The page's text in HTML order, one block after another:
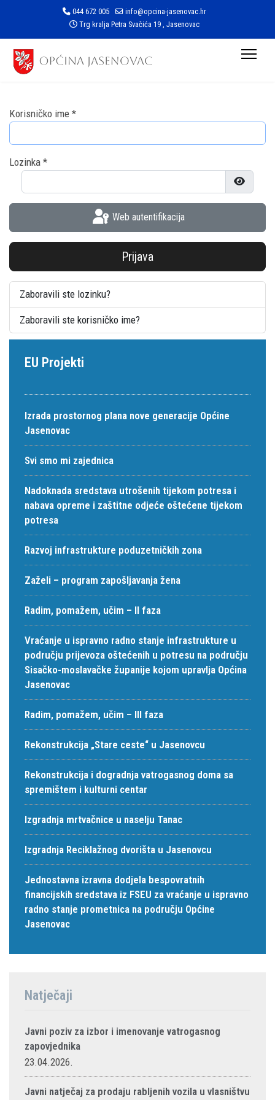
044 672 005
info@opcina-jasenovac.hr
Trg kralja Petra Svačića 19 , Jasenovac
Korisničko ime *
Lozinka *
Prikaži
Web autentifikacija
Prijava
Zaboravili ste lozinku?
Zaboravili ste korisničko ime?
EU Projekti
Izrada prostornog plana nove generacije Općine
Jasenovac
Svi smo mi zajednica
Nadoknada sredstava utrošenih tijekom potresa i
nabava opreme i zaštitne odjeće oštećene tijekom
potresa
Razvoj infrastrukture poduzetničkih zona
Zaželi – program zapošljavanja žena
Radim, pomažem, učim – II faza
Vraćanje u ispravno radno stanje infrastrukture u
području prijevoza oštećenih u potresu na području
Sisačko-moslavačke županije kojom upravlja Općina
Jasenovac
Radim, pomažem, učim – III faza
Rekonstrukcija „Stare ceste“ u Jasenovcu
Rekonstrukcija i dogradnja vatrogasnog doma sa
spremištem i kulturni centar
Izgradnja mrtvačnice u naselju Tanac
Izgradnja Reciklažnog dvorišta u Jasenovcu
Jednostavna izravna dodjela bespovratnih
financijskih sredstava iz FSEU za vraćanje u ispravno
radno stanje prometnica na području Općine
Jasenovac
Natječaji
Javni poziv za izbor i imenovanje vatrogasnog
zapovjednika
23.04.2026.
Javni natječaj za prodaju rabljenih vozila u vlasništvu